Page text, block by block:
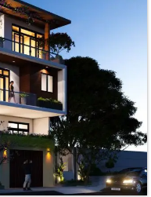
thiện